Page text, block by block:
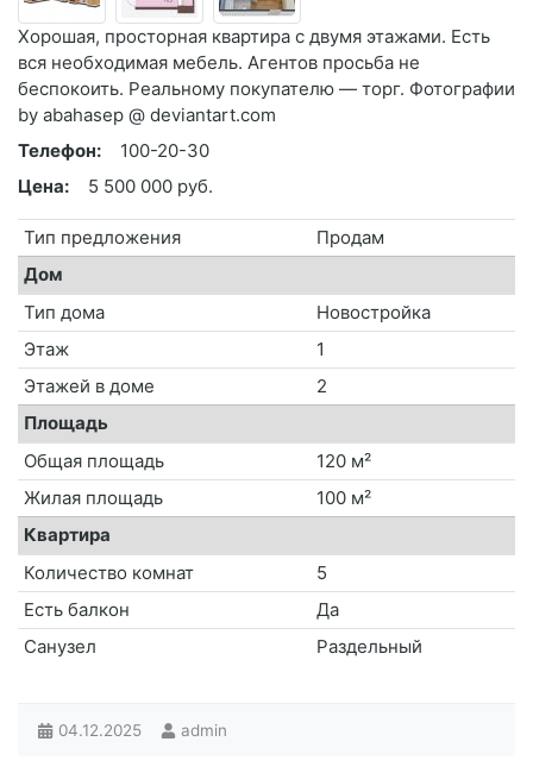
Хорошая, просторная квартира с двумя этажами. Есть
вся необходимая мебель. Агентов просьба не
беспокоить. Реальному покупателю — торг. Фотографии
by abahasep @ deviantart.com
Телефон:
100-20-30
Цена:
5 500 000 руб.
Тип предложения
Продам
Дом
Тип дома
Новостройка
Этаж
1
Этажей в доме
2
Площадь
Общая площадь
120 м²
Жилая площадь
100 м²
Квартира
Количество комнат
5
Есть балкон
Да
Санузел
Раздельный
04.12.2025 admin